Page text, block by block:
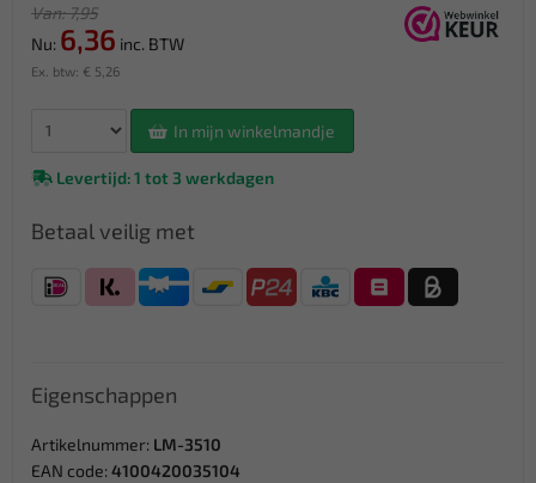
Van: 7,95
Nu: 6,36 inc. BTW
Ex. btw: € 5,26
In mijn winkelmandje
Levertijd: 1 tot 3 werkdagen
Betaal veilig met
Eigenschappen
Artikelnummer: LM-3510
EAN code: 4100420035104